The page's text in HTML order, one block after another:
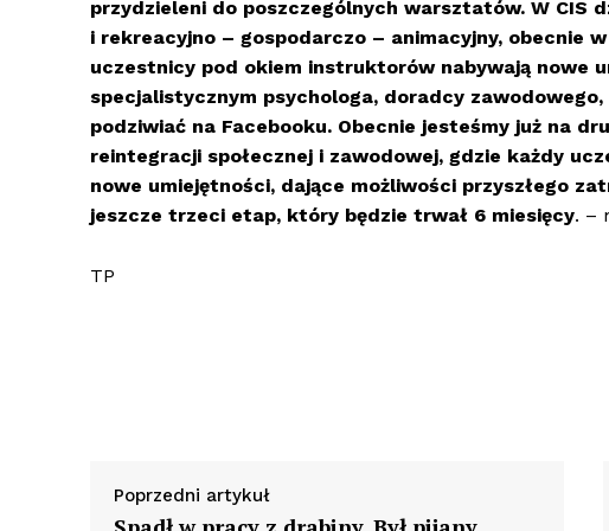
przydzieleni do poszczególnych warsztatów. W CIS
i rekreacyjno – gospodarczo – animacyjny, obecnie
uczestnicy pod okiem instruktorów nabywają nowe
specjalistycznym psychologa, doradcy
podziwiać na Facebooku. Obecnie jesteśmy już na
reintegracji społecznej i zawodowej, gdzie każdy
nowe umiejętności, dające możliwości przyszłego
jeszcze trzeci etap, który będzie trwał 6 miesięcy. –
TP
Poprzedni artykuł